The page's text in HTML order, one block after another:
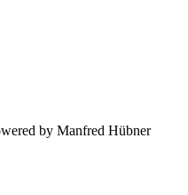
by Manfred Hübner